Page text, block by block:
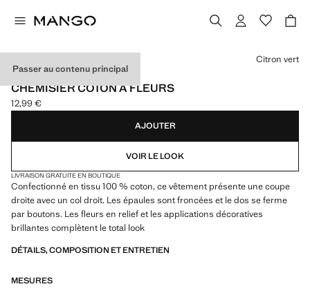
Passer au contenu principal
EVENTS
CHEMISIER COTON À FLEURS
Prix actuel [12,99 € ]
12,99 €
Choisissez une couleur
Citron vert
AJOUTER
VOIR LE LOOK
LIVRAISON GRATUITE EN BOUTIQUE
Confectionné en tissu 100 % coton, ce vêtement présente une coupe
droite avec un col droit. Les épaules sont froncées et le dos se ferme
par boutons. Les fleurs en relief et les applications décoratives
brillantes complètent le total look
DÉTAILS, COMPOSITION ET ENTRETIEN
MESURES